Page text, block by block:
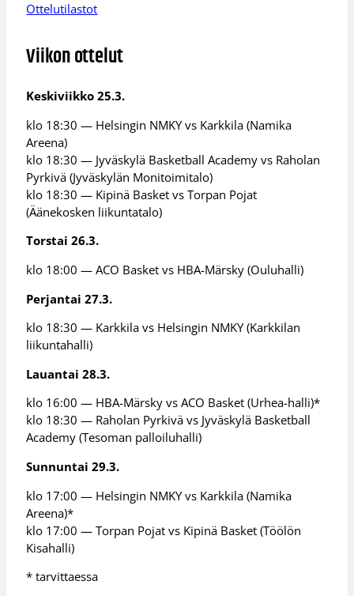
Ottelutilastot
Viikon ottelut
Keskiviikko 25.3.
klo 18:30 — Helsingin NMKY vs Karkkila (Namika
Areena)
klo 18:30 — Jyväskylä Basketball Academy vs Raholan
Pyrkivä (Jyväskylän Monitoimitalo)
klo 18:30 — Kipinä Basket vs Torpan Pojat
(Äänekosken liikuntatalo)
Torstai 26.3.
klo 18:00 — ACO Basket vs HBA-Märsky (Ouluhalli)
Perjantai 27.3.
klo 18:30 — Karkkila vs Helsingin NMKY (Karkkilan
liikuntahalli)
Lauantai 28.3.
klo 16:00 — HBA-Märsky vs ACO Basket (Urhea-halli)*
klo 18:30 — Raholan Pyrkivä vs Jyväskylä Basketball
Academy (Tesoman palloiluhalli)
Sunnuntai 29.3.
klo 17:00 — Helsingin NMKY vs Karkkila (Namika
Areena)*
klo 17:00 — Torpan Pojat vs Kipinä Basket (Töölön
Kisahalli)
* tarvittaessa